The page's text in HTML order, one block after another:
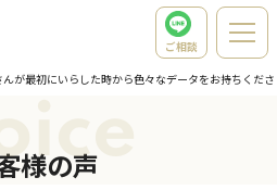
ご相談
んが最初にいらした時から色々なデータをお持ちくだ
様の声